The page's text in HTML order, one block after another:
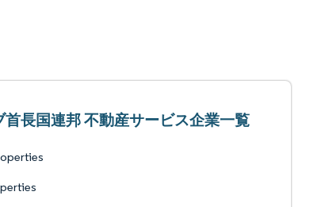
首長国連邦 不動産サービス企業一覧